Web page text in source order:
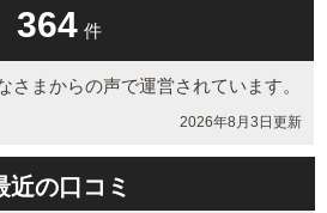
364 件
さまからの声で運営されています。
2026年8月3日更新
近の口コミ